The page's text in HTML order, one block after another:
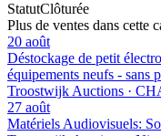
StatutClôturée
Plus de ventes dans cette
20 août
Déstockage de petit
équipements neufs - sans
Troostwijk Auctions ·
27 août
Matériels Audiovisuels: